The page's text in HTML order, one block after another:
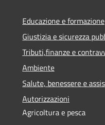
Educazione e formazione
Giustizia e sicurezza
Tributi,finanze e
Ambiente
Salute, benessere e
Autorizzazioni
Agricoltura e pesca